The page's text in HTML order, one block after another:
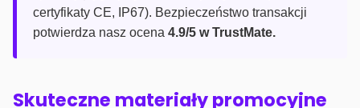
certyfikaty CE, IP67). Bezpieczeństwo transakcji
potwierdza nasz ocena 4.9/5 w TrustMate.
Skuteczne materiały promocyjne